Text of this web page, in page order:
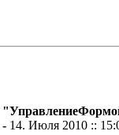
- 14. Июля 2010 ::